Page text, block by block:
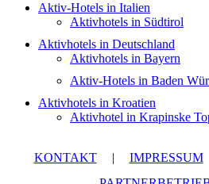
Aktiv-Hotels in Italien
Aktivhotels in Südtirol
Aktivhotels in Deutschland
Aktivhotels in Bayern
Aktiv-Hotels in Baden
Aktivhotels in Kroatien
Aktivhotel in Krapinske
KONTAKT | IMPRESSUM